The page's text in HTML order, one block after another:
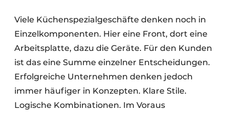
Viele Küchenspezialgeschäfte denken noch in
Einzelkomponenten. Hier eine Front, dort eine
Arbeitsplatte, dazu die Geräte. Für den Kunden
ist das eine Summe einzelner Entscheidungen.
Erfolgreiche Unternehmen denken jedoch
immer häufiger in Konzepten. Klare Stile.
Logische Kombinationen. Im Voraus